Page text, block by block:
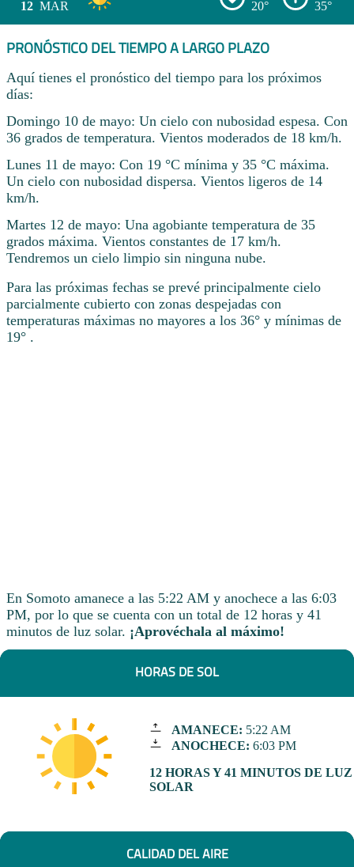
12 MAR 20° 35°
PRONÓSTICO DEL TIEMPO A LARGO PLAZO
Aquí tienes el pronóstico del tiempo para los próximos
días:
Domingo 10 de mayo: Un cielo con nubosidad espesa. Con
36 grados de temperatura. Vientos moderados de 18 km/h.
Lunes 11 de mayo: Con 19 °C mínima y 35 °C máxima.
Un cielo con nubosidad dispersa. Vientos ligeros de 14
km/h.
Martes 12 de mayo: Una agobiante temperatura de 35
grados máxima. Vientos constantes de 17 km/h.
Tendremos un cielo limpio sin ninguna nube.
Para las próximas fechas se prevé principalmente cielo
parcialmente cubierto con zonas despejadas con
temperaturas máximas no mayores a los 36° y mínimas de
19° .
En Somoto amanece a las 5:22 AM y anochece a las 6:03
PM, por lo que se cuenta con un total de 12 horas y 41
minutos de luz solar. ¡Aprovéchala al máximo!
HORAS DE SOL
AMANECE: 5:22 AM
ANOCHECE: 6:03 PM
12 HORAS Y 41 MINUTOS DE LUZ
SOLAR
CALIDAD DEL AIRE